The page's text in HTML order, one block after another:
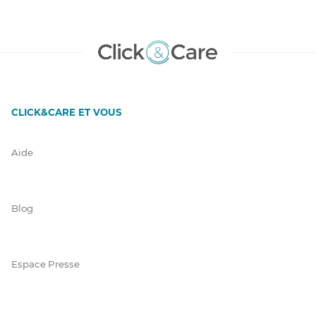
CLICK&CARE ET VOUS
Aide
Blog
Espace Presse